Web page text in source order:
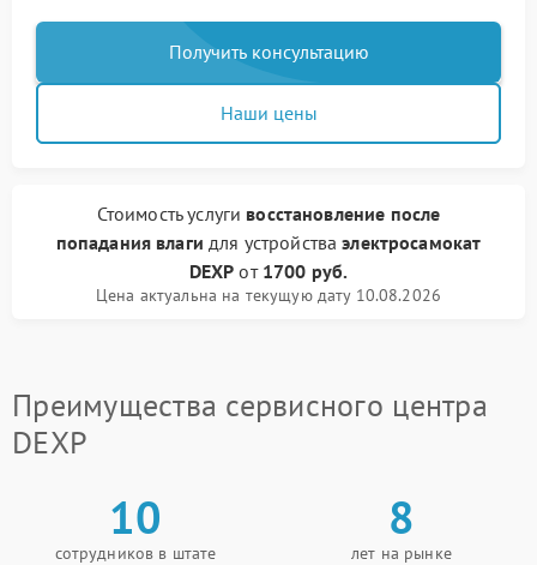
Получить консультацию
Наши цены
Стоимость услуги восстановление после
попадания влаги для устройстваэлектросамокат
DEXP от 1700 руб.
Цена актуальна на текущую дату 10.08.2026
Преимущества сервисного центра
DEXP
10
сотрудников в штате
8
лет на рынке